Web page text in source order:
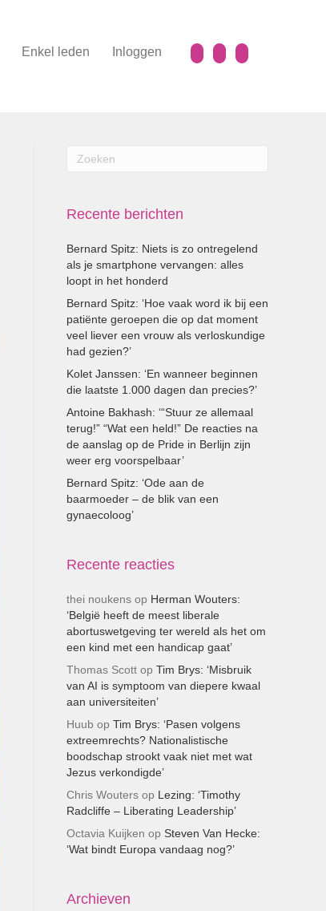
Enkel leden Inloggen
Recente berichten
Bernard Spitz: Niets is zo ontregelend
als je smartphone vervangen: alles
loopt in het honderd
Bernard Spitz: ‘Hoe vaak word ik bij een
patiënte geroepen die op dat moment
veel liever een vrouw als verloskundige
had gezien?’
Kolet Janssen: ‘En wanneer beginnen
die laatste 1.000 dagen dan precies?’
Antoine Bakhash: ‘“Stuur ze allemaal
terug!” “Wat een held!” De reacties na
de aanslag op de Pride in Berlijn zijn
weer erg voorspelbaar’
Bernard Spitz: ‘Ode aan de
baarmoeder – de blik van een
gynaecoloog’
Recente reacties
thei noukensop Herman Wouters:
‘België heeft de meest liberale
abortuswetgeving ter wereld als het om
een kind met een handicap gaat’
Thomas Scottop Tim Brys: ‘Misbruik
van AI is symptoom van diepere kwaal
aan universiteiten’
Huub op Tim Brys: ‘Pasen volgens
extreemrechts? Nationalistische
boodschap strookt vaak niet met wat
Jezus verkondigde’
Chris Woutersop Lezing: ‘Timothy
Radcliffe – Liberating Leadership’
Octavia Kuijken op Steven Van Hecke:
‘Wat bindt Europa vandaag nog?’
Archieven